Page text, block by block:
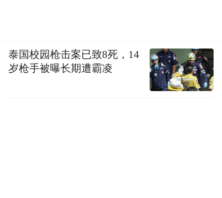
泰国校园枪击案已致8死，14
岁枪手被曝长期遭霸凌